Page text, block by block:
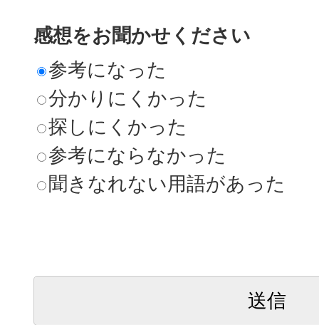
感想をお聞かせください
参考になった
分かりにくかった
探しにくかった
参考にならなかった
聞きなれない用語があった